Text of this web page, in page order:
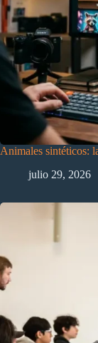
Animales sintéticos:
julio 29, 2026